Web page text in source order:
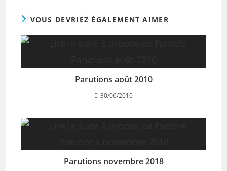
VOUS DEVRIEZ ÉGALEMENT AIMER
Parutions août 2010
30/06/2010
Parutions novembre 2018